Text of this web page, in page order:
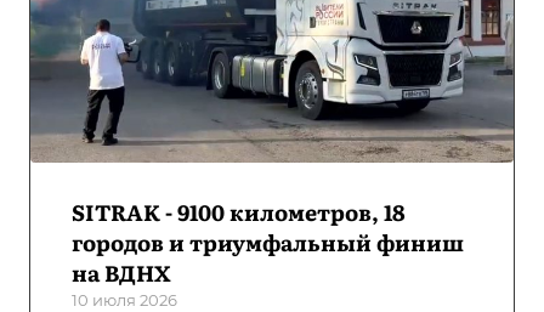
SITRAK - 9100 километров, 18
городов и триумфальный финиш
на ВДНХ
10 июля 2026